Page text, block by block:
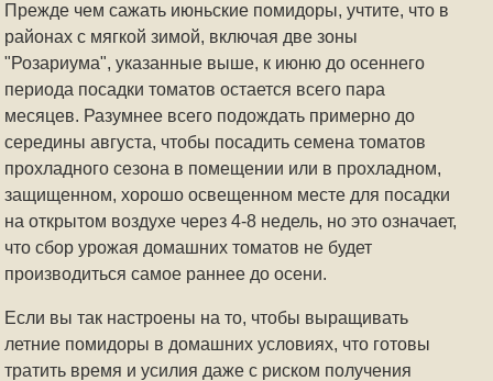
Прежде чем сажать июньские помидоры, учтите, что в
районах с мягкой зимой, включая две зоны
"Розариума", указанные выше, к июню до осеннего
периода посадки томатов остается всего пара
месяцев. Разумнее всего подождать примерно до
середины августа, чтобы посадить семена томатов
прохладного сезона в помещении или в прохладном,
защищенном, хорошо освещенном месте для посадки
на открытом воздухе через 4-8 недель, но это означает,
что сбор урожая домашних томатов не будет
производиться самое раннее до осени.
Если вы так настроены на то, чтобы выращивать
летние помидоры в домашних условиях, что готовы
тратить время и усилия даже с риском получения